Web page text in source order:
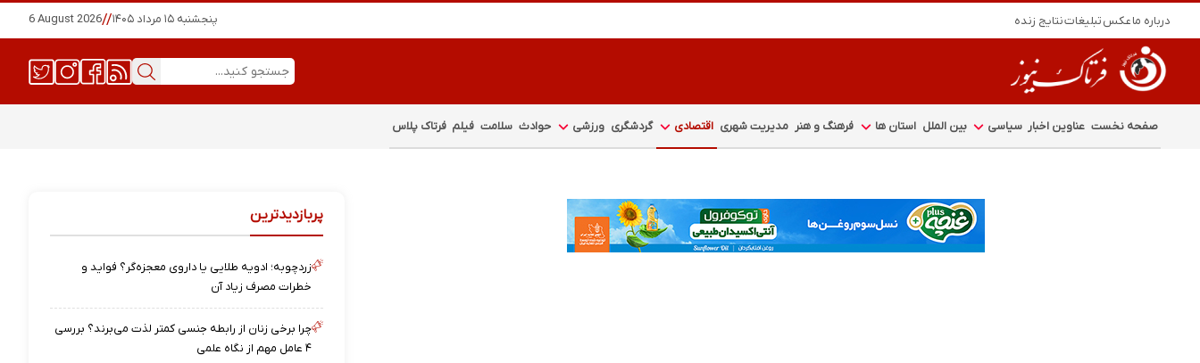
درباره ماعکستبلیغاتنتایج زنده پنجشنبه ۱۵ مرداد ۱۴۰۵ //
6 August 2026
صفحه نخست عناوین اخبار سیاسی بین الملل استان ها فرهنگ و هنر مدیریت شهری اقتصادی گردشگری ورزشی حوادث سلامت فیلم فرتاک پلاس
پربازدیدترین
زردچوبه؛ ادویه طلایی یا داروی معجزه‌گر؟ فواید و
خطرات مصرف زیاد آن
چرا برخی زنان از رابطه جنسی کمتر لذت می‌برند؟ بررسی
۴ عامل مهم از نگاه علمی